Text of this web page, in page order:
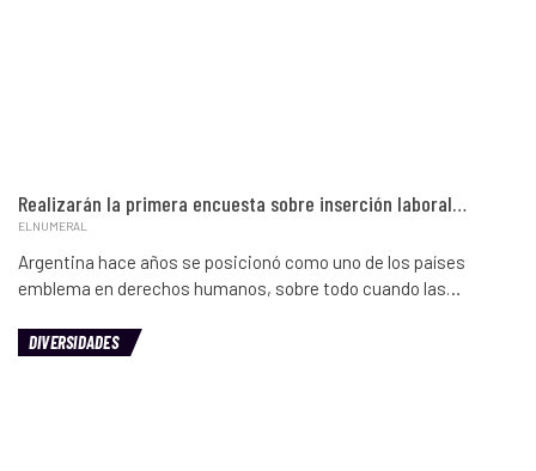
Realizarán la primera encuesta sobre inserción laboral…
ELNUMERAL
Argentina hace años se posicionó como uno de los países
emblema en derechos humanos, sobre todo cuando las…
DIVERSIDADES